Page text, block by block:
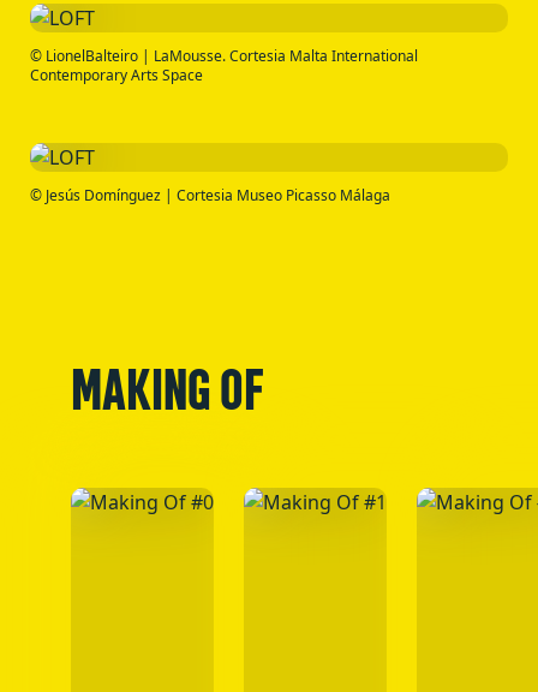
© LionelBalteiro | LaMousse. Cortesia Malta International
Contemporary Arts Space
© Jesús Domínguez | Cortesia Museo Picasso Málaga
MAKING OF